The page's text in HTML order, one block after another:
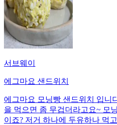
서브웨이
에그마요 샌드위치
에그마요 모닝빵 샌드위치 입니
을 먹으면 좀 무겁더라고요~ 모
이죠? 저거 하나에 두유하나 먹